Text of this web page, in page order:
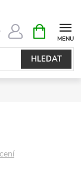
HLEDAT
NÁKUPNÍ
KOŠÍK